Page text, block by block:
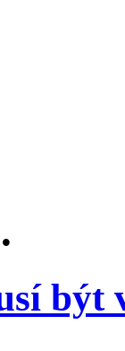
být